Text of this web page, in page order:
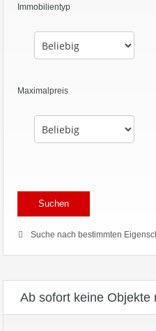
Immobilientyp
Maximalpreis
Suche nach bestimmten
Ab sofort keine Objekte